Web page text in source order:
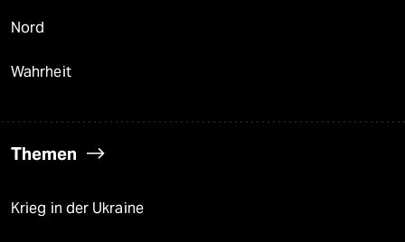
Nord
Wahrheit
Themen
Krieg in der Ukraine